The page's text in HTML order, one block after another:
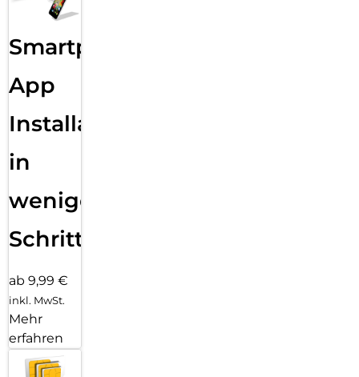
Smartphone
App
Installation
in
wenigen
Schritten
ab 9,99 €
inkl. MwSt.
Mehr
erfahren